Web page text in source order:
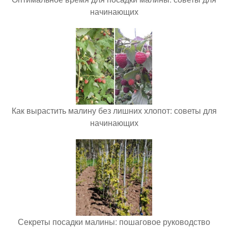
начинающих
Как вырастить малину без лишних хлопот: советы для
начинающих
Секреты посадки малины: пошаговое руководство